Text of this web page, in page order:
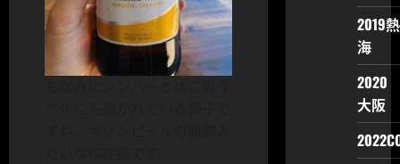
2019熱
海
2020
大阪